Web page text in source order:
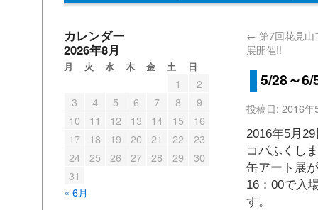
← 第7回花見
展開催!!
5/28～
投稿日: 2016年
2016年5月
コパふくし
缶アート展
16：00で入
す
カレンダー
2026年8月
月 火 水 木 金 土 日
« 6月
1
2
3
4 5 6 7 8
9
10
11 12 13 14 15
16
17
18 19 20 21 22
23
24
25 26 27 28 29
30
31